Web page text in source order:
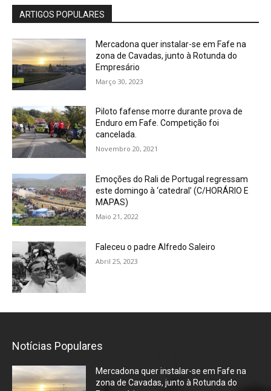
ARTIGOS POPULARES
Mercadona quer instalar-se em Fafe na
zona de Cavadas, junto à Rotunda do
Empresário
Março 30, 2023
Piloto fafense morre durante prova de
Enduro em Fafe. Competição foi
cancelada.
Novembro 20, 2021
Emoções do Rali de Portugal regressam
este domingo à ‘catedral’ (C/HORÁRIO E
MAPAS)
Maio 21, 2022
Faleceu o padre Alfredo Saleiro
Abril 25, 2023
Notícias Populares
Mercadona quer instalar-se em Fafe na
zona de Cavadas, junto à Rotunda do